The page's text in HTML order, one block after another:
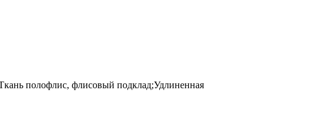
полофлис, флисовый подклад;Удлиненная